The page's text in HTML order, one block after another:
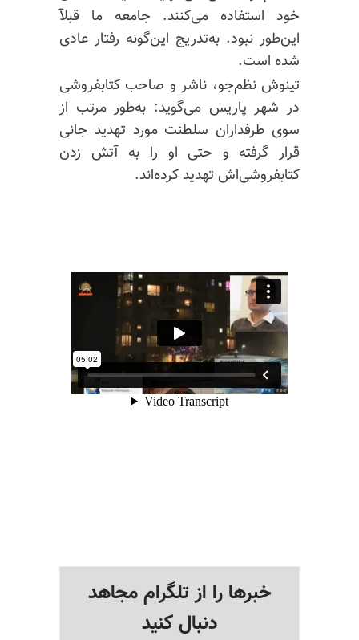
خود استفاده می‌کنند. جامعه ما قبلآ
این‌طور نبود. به‌تدریج این‌گونه رفتار عادی
شده است.
تینوش نظم‌جو، ناشر و صاحب کتابفروشی
در شهر پاریس می‌گوید: به‌طور مرتب از
سوی طرفداران سلطنت مورد تهدید جانی
قرار گرفته و حتی او را به آتش زدن
کتابفروشی‌اش تهدید کرده‌اند.
خبرها را از تلگرام مجاهد
دنبال کنید